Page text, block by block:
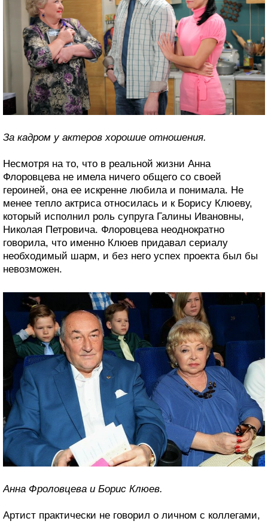
За кадром у актеров хорошие отношения.
Несмотря на то, что в реальной жизни Анна
Флоровцева не имела ничего общего со своей
героиней, она ее искренне любила и понимала. Не
менее тепло актриса относилась и к Борису Клюеву,
который исполнил роль супруга Галины Ивановны,
Николая Петровича. Флоровцева неоднократно
говорила, что именно Клюев придавал сериалу
необходимый шарм, и без него успех проекта был бы
невозможен.
Анна Фроловцева и Борис Клюев.
Артист практически не говорил о личном с коллегами,